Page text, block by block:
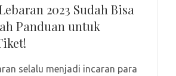
2023 Sudah Bisa
Panduan untuk
selalu menjadi incaran para